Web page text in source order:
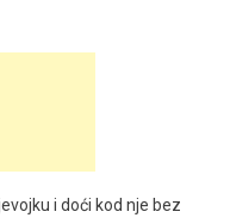
i doći kod nje bez